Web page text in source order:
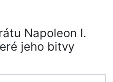
Napoleon I.
jeho bitvy